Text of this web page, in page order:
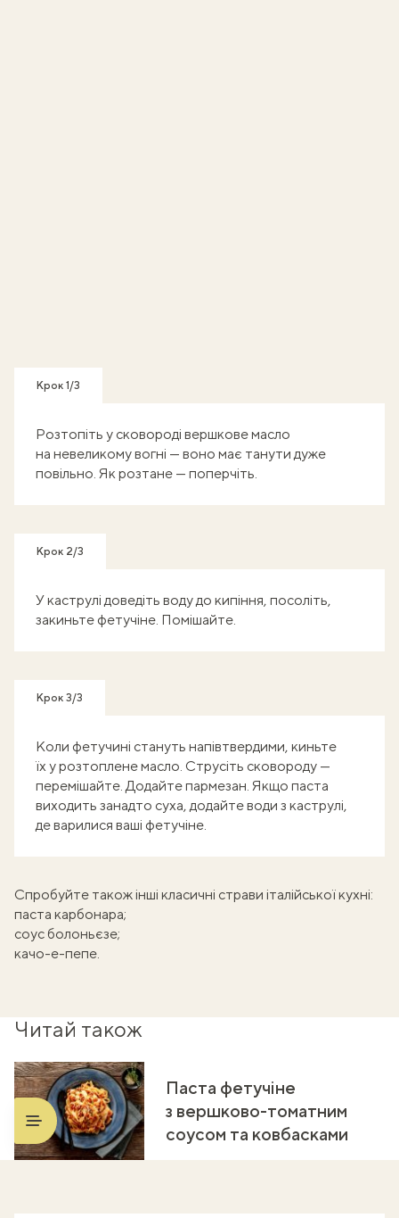
Крок 1/3
Розтопіть у сковороді вершкове масло
на невеликому вогні — воно має танути дуже
повільно. Як розтане — поперчіть.
Крок 2/3
У каструлі доведіть воду до кипіння, посоліть,
закиньте фетучіне. Помішайте.
Крок 3/3
Коли фетучині стануть напівтвердими, киньте
їх у розтоплене масло. Струсіть сковороду —
перемішайте. Додайте пармезан. Якщо паста
виходить занадто суха, додайте води з каструлі,
де варилися ваші фетучіне.
Спробуйте також інші класичні страви італійської кухні:
паста карбонара;
соус болоньєзе;
качо-е-пепе.
Читай також
Паста фетучіне
з вершково-томатним
соусом та ковбасками